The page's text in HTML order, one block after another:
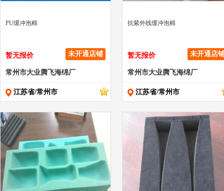
PU缓冲泡棉
暂无报价 未开通店铺
常州市大业腾飞海绵厂
江苏省/常州市
抗紫外线缓冲泡棉
暂无报价 未开通店
常州市大业腾飞海绵厂
江苏省/常州市